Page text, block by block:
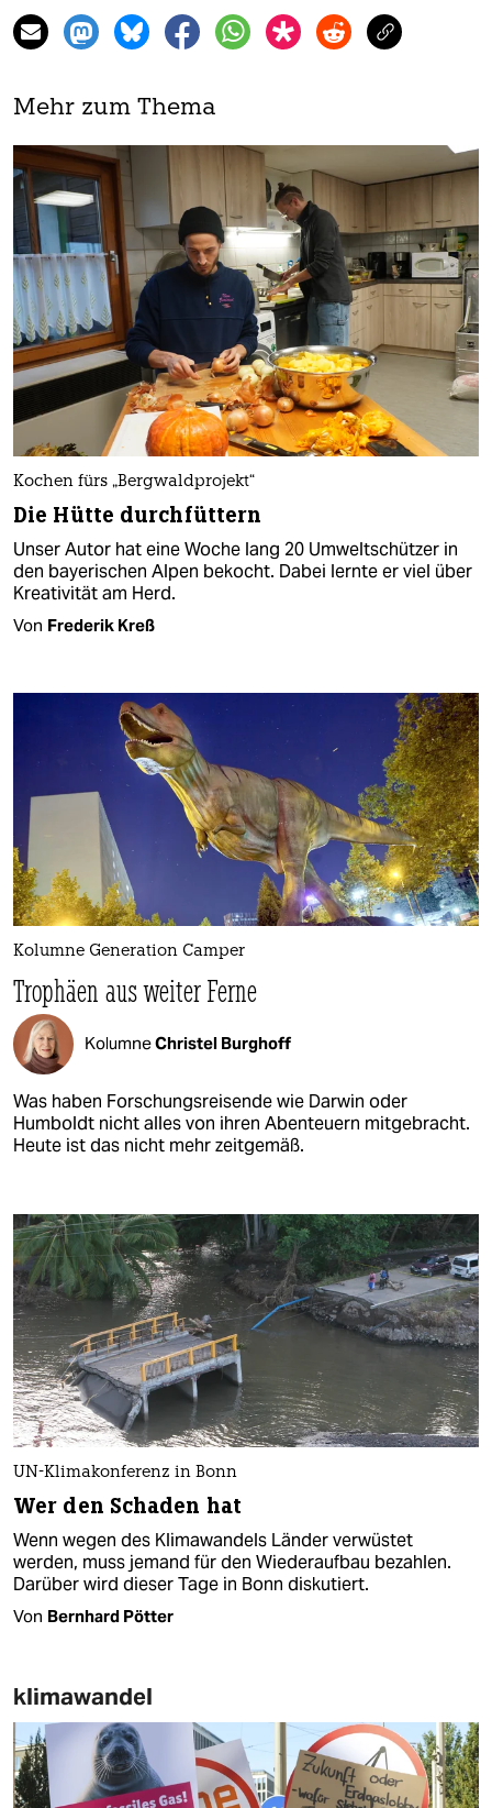
Mehr zum Thema
Kochen fürs „Bergwaldprojekt“
Die Hütte durchfüttern
Unser Autor hat eine Woche lang 20 Umweltschützer in
den bayerischen Alpen bekocht. Dabei lernte er viel über
Kreativität am Herd.
Von Frederik Kreß
Kolumne Generation Camper
Trophäen aus weiter Ferne
KolumneChristel Burghoff
Was haben Forschungsreisende wie Darwin oder
Humboldt nicht alles von ihren Abenteuern mitgebracht.
Heute ist das nicht mehr zeitgemäß.
UN-Klimakonferenz in Bonn
Wer den Schaden hat
Wenn wegen des Klimawandels Länder verwüstet
werden, muss jemand für den Wiederaufbau bezahlen.
Darüber wird dieser Tage in Bonn diskutiert.
Von Bernhard Pötter
klimawandel